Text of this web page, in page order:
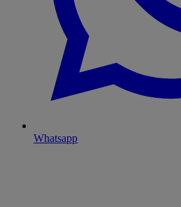
Whatsapp